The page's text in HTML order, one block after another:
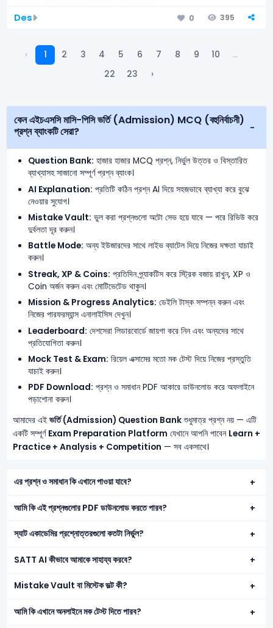
Des 0 395
‹ 1 2 3 4 5 6 7 8 9 10
...
22
23 ›
কেন এইচএসসি মাসি-পিসি ভর্তি (Admission) MCQ (বহুনির্বাচনী)
প্রশ্ন ব্যাংকটি সেরা?
Question Bank: হাজার হাজার MCQ প্রশ্ন, নির্ভুল উত্তর ও বিস্তারিত
ব্যাখ্যাসহ সাজানো সম্পূর্ণ প্রশ্ন ব্যাংক।
AI Explanation: প্রতিটি কঠিন প্রশ্ন AI দিয়ে সহজভাবে ব্যাখ্যা করে বুঝে
নেওয়ার সুযোগ।
Mistake Vault: ভুল করা প্রশ্নগুলো অটো সেভ হয়ে যাবে — পরে রিভিউ করে
দুর্বলতা দূর করুন।
Battle Mode: অন্য ইউজারদের সাথে লাইভ ব্যাটেল দিয়ে নিজের দক্ষতা যাচাই
করুন।
Streak, XP & Coins: প্রতিদিন প্র্যাকটিস করে স্ট্রিক বজায় রাখুন, XP ও
Coin অর্জন করুন এবং মোটিভেটেড থাকুন।
Mission & Progress Analytics: ডেইলি টাস্ক সম্পন্ন করুন এবং
নিজের পারফরম্যান্স এনালাইসিস দেখুন।
Leaderboard: দেশসেরা লিডারবোর্ডে জায়গা করে নিন এবং অন্যদের সাথে
প্রতিযোগিতা করুন।
Mock Test & Exam: রিয়েল এক্সামের মতো মক টেস্ট দিয়ে নিজের প্রস্তুতি
যাচাই করুন।
PDF Download: প্রশ্ন ও সমাধান PDF আকারে ডাউনলোড করে অফলাইনে
পড়াশোনা করুন।
আমাদের এই ভর্তি (Admission) Question Bankশুধুমাত্র প্রশ্ন নয় — এটি
একটি সম্পূর্ণ Exam Preparation Platform যেখানে আপনি পাবেন Learn +
Practice + Analysis + Competition — সব একসাথে।
এর প্রশ্ন ও সমাধান কি এখানে পাওয়া যাবে?
আমি কি এই প্রশ্নগুলোর PDF ডাউনলোড করতে পারব?
স্যাট একাডেমির প্রশ্নোত্তরগুলো কতটা নির্ভুল?
SATT AI কীভাবে আমাকে সাহায্য করবে?
Mistake Vault বা মিস্টেক ভল্ট কী?
আমি কি এখানে অনলাইনে মক টেস্ট দিতে পারব?